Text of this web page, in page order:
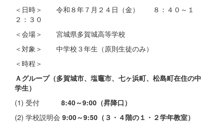
＜日時＞ 令和８年７月２４日（金） ８：４０～１
２：３０
＜会場＞ 宮城県多賀城高等学校
＜対象＞ 中学校３年生（原則生徒のみ）
＜時程＞
Ａグループ（多賀城市、塩竈市、七ヶ浜町、松島町在住の中
学生）
(1) 受付 8:40～9:00（昇降口）
(2) 学校説明会 9:00～9:50（３・４階の１・２学年教室）